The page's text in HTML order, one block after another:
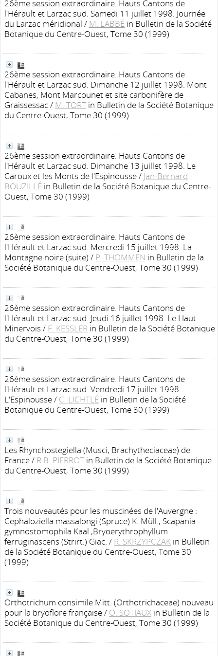
26ème session extraordinaire. Hauts Cantons de
l'Hérault et Larzac sud. Samedi 11 juillet 1998. Journée
du Larzac méridional / M. LABBÉ in Bulletin de la Société
Botanique du Centre-Ouest, Tome 30 (1999)
26ème session extraordinaire. Hauts Cantons de
l'Hérault et Larzac sud. Dimanche 12 juillet 1998. Mont
Cabanes, Mont Marcounet et site carbonifère de
Graissessac/ M. TORT in Bulletin de la Société Botanique
du Centre-Ouest, Tome 30 (1999)
26ème session extraordinaire. Hauts Cantons de
l'Hérault et Larzac sud. Dimanche 13 juillet 1998. Le
Caroux et les Monts de l'Espinousse/ Jan-Bernard
BOUZILLÉ in Bulletin de la Société Botanique du Centre-
Ouest, Tome 30 (1999)
26ème session extraordinaire. Hauts Cantons de
l'Hérault et Larzac sud. Mercredi 15 juillet 1998. La
Montagne noire (suite) / P. THOMMEN in Bulletin de la
Société Botanique du Centre-Ouest, Tome 30 (1999)
26ème session extraordinaire. Hauts Cantons de
l'Hérault et Larzac sud. Jeudi 16 juillet 1998. Le Haut-
Minervois / F. KESSLER in Bulletin de la Société Botanique
du Centre-Ouest, Tome 30 (1999)
26ème session extraordinaire. Hauts Cantons de
l'Hérault et Larzac sud. Vendredi 17 juillet 1998.
L'Espinousse/ C. LICHTLÉ in Bulletin de la Société
Botanique du Centre-Ouest, Tome 30 (1999)
Les Rhynchostegiella (Musci, Brachytheciaceae) de
France/ R.B. PIERROT in Bulletin de la Société Botanique
du Centre-Ouest, Tome 30 (1999)
Trois nouveautés pour les muscinées de l'Auvergne :
Cephaloziella massalongi (Spruce) K. Müll., Scapania
gymnostomophila Kaal.,Bryoerythrophyllum
ferruginascens (Strirt.) Giac. / R. SKRZYPCZAK in Bulletin
de la Société Botanique du Centre-Ouest, Tome 30
(1999)
Orthotrichum consimile Mitt. (Orthotrichaceae) nouveau
pour la bryoflore française/ O. SOTIAUX in Bulletin de la
Société Botanique du Centre-Ouest, Tome 30 (1999)